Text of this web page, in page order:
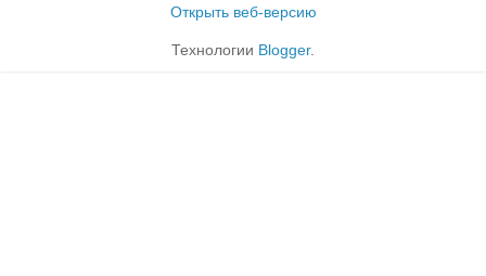
Открыть веб-версию
Технологии Blogger.